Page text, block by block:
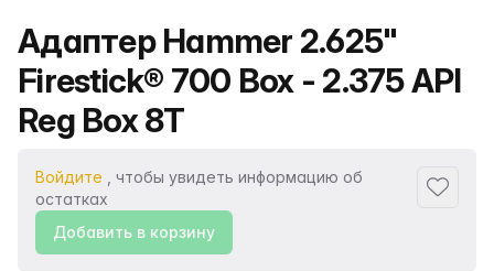
Название продукта
Адаптер Hammer 2.625"
Firestick® 700 Box - 2.375 API
Reg Box 8T
Войдите , чтобы увидеть информацию об
остатках
Добавить в корзину